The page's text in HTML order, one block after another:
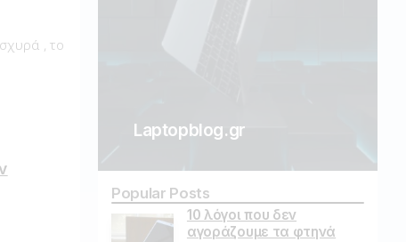
, το
Laptopblog.gr
Popular Posts
10 λόγοι που δεν
αγοράζουμε τα φτηνά